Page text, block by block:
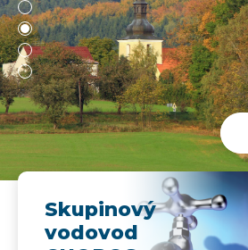
Skupinový
vodovod